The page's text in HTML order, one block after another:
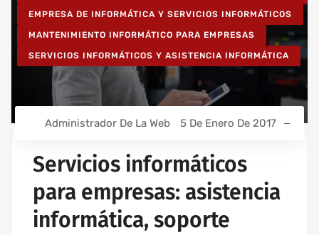
EMPRESA DE INFORMÁTICA Y SERVICIOS INFORMÁTICOS
MANTENIMIENTO INFORMÁTICO PARA EMPRESAS
SERVICIOS INFORMÁTICOS Y ASISTENCIA INFORMÁTICA
Administrador De La Web 5 De Enero De 2017
Servicios informáticos
para empresas: asistencia
informática, soporte